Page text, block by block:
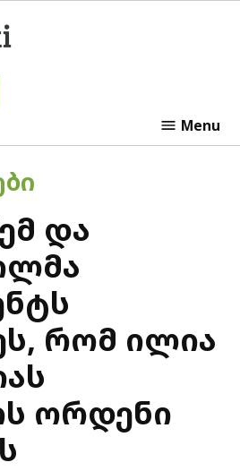
Menu
და
რომ ილია
ორდენი